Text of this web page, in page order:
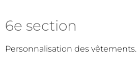
6e section
Personnalisation des vêtements.